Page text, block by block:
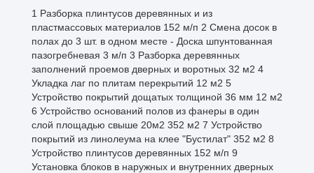
1 Разборка плинтусов деревянных и из
пластмассовых материалов 152 м/п 2 Смена досок в
полах до 3 шт. в одном месте - Доска шпунтованная
пазогребневая 3 м/п 3 Разборка деревянных
заполнений проемов дверных и воротных 32 м2 4
Укладка лаг по плитам перекрытий 12 м2 5
Устройство покрытий дощатых толщиной 36 мм 12 м2
6 Устройство оснований полов из фанеры в один
слой площадью свыше 20м2 352 м2 7 Устройство
покрытий из линолеума на клее "Бустилат" 352 м2 8
Устройство плинтусов деревянных 152 м/п 9
Установка блоков в наружных и внутренних дверных